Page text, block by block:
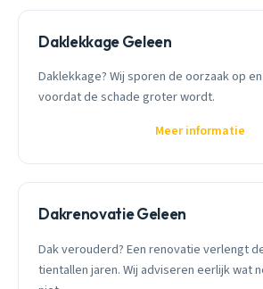
Daklekkage Geleen
Daklekkage? Wij sporen de oorzaak op
voordat de schade groter wordt.
Meer informatie
Dakrenovatie Geleen
Dak verouderd? Een renovatie verlengt
tientallen jaren. Wij adviseren eerlijk wat